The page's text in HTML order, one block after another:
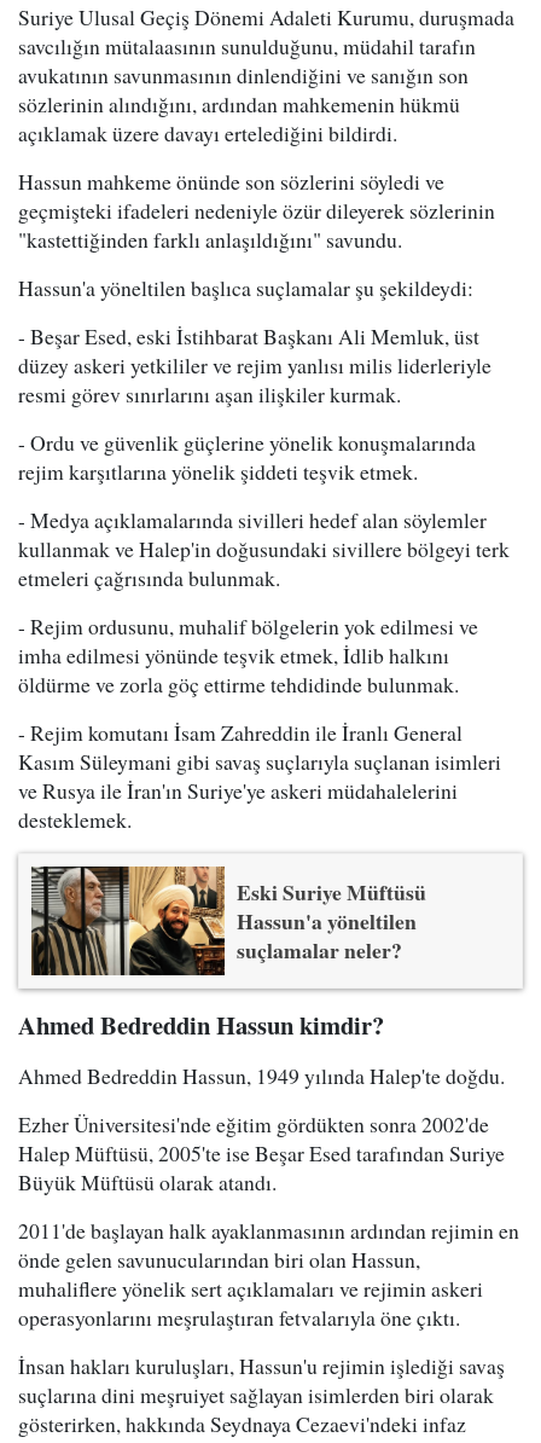
Suriye Ulusal Geçiş Dönemi Adaleti Kurumu, duruşmada
savcılığın mütalaasının sunulduğunu, müdahil tarafın
avukatının savunmasının dinlendiğini ve sanığın son
sözlerinin alındığını, ardından mahkemenin hükmü
açıklamak üzere davayı ertelediğini bildirdi.
Hassun mahkeme önünde son sözlerini söyledi ve
geçmişteki ifadeleri nedeniyle özür dileyerek sözlerinin
"kastettiğinden farklı anlaşıldığını" savundu.
Hassun'a yöneltilen başlıca suçlamalar şu şekildeydi:
- Beşar Esed, eski İstihbarat Başkanı Ali Memluk, üst
düzey askeri yetkililer ve rejim yanlısı milis liderleriyle
resmi görev sınırlarını aşan ilişkiler kurmak.
- Ordu ve güvenlik güçlerine yönelik konuşmalarında
rejim karşıtlarına yönelik şiddeti teşvik etmek.
- Medya açıklamalarında sivilleri hedef alan söylemler
kullanmak ve Halep'in doğusundaki sivillere bölgeyi terk
etmeleri çağrısında bulunmak.
- Rejim ordusunu, muhalif bölgelerin yok edilmesi ve
imha edilmesi yönünde teşvik etmek, İdlib halkını
öldürme ve zorla göç ettirme tehdidinde bulunmak.
- Rejim komutanı İsam Zahreddin ile İranlı General
Kasım Süleymani gibi savaş suçlarıyla suçlanan isimleri
ve Rusya ile İran'ın Suriye'ye askeri müdahalelerini
desteklemek.
Eski Suriye Müftüsü
Hassun'a yöneltilen
suçlamalar neler?
Ahmed Bedreddin Hassun kimdir?
Ahmed Bedreddin Hassun, 1949 yılında Halep'te doğdu.
Ezher Üniversitesi'nde eğitim gördükten sonra 2002'de
Halep Müftüsü, 2005'te ise Beşar Esed tarafından Suriye
Büyük Müftüsü olarak atandı.
2011'de başlayan halk ayaklanmasının ardından rejimin en
önde gelen savunucularından biri olan Hassun,
muhaliflere yönelik sert açıklamaları ve rejimin askeri
operasyonlarını meşrulaştıran fetvalarıyla öne çıktı.
İnsan hakları kuruluşları, Hassun'u rejimin işlediği savaş
suçlarına dini meşruiyet sağlayan isimlerden biri olarak
gösterirken, hakkında Seydnaya Cezaevi'ndeki infaz